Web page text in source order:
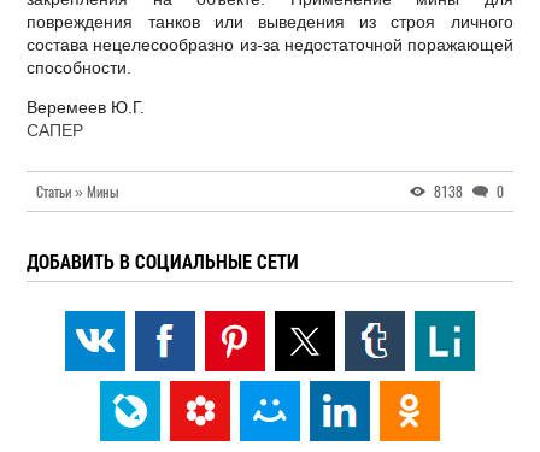
повреждения танков или выведения из строя личного
состава нецелесообразно из-за недостаточной поражающей
способности.
Веремеев Ю.Г.
САПЕР
Статьи » Мины 8138 0
ДОБАВИТЬ В СОЦИАЛЬНЫЕ СЕТИ